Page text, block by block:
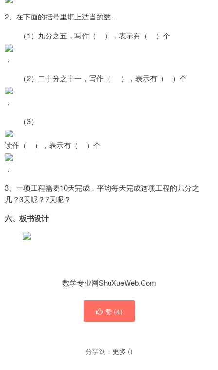
2 、在下面的括号里填上适当的数．
（1 ）九分之五，写作（ ），表示有（ ）个
．
（2）二十分之十一，写作（ ），表示有（ ）个
．
（3）
读作（ ），表示有（ ）个
．
3 、一项工程需要10天完成，平均每天完成这项工程的几分之
几？ 3天呢？ 7天呢？
六、板书设计
数学专业网ShuXueWeb.Com
赞 (4)
分享到： 更多 ()